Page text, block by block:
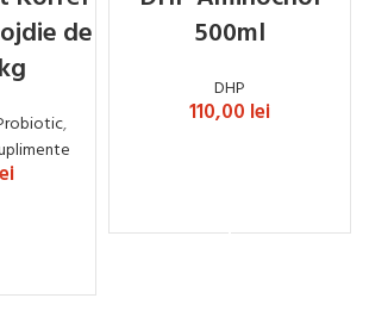
de
,
500ml
DHP
110,00 lei